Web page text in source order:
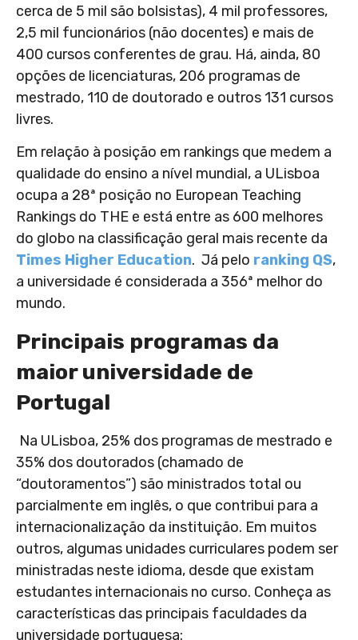
cerca de 5 mil são bolsistas), 4 mil professores,
2,5 mil funcionários (não docentes) e mais de
400 cursos conferentes de grau. Há, ainda, 80
opções de licenciaturas, 206 programas de
mestrado, 110 de doutorado e outros 131 cursos
livres.
Em relação à posição em rankings que medem a
qualidade do ensino a nível mundial, a ULisboa
ocupa a 28ª posição no European Teaching
Rankings do THE e está entre as 600 melhores
do globo na classificação geral mais recente da
Times Higher Education. Já pelo ranking QS,
a universidade é considerada a 356ª melhor do
mundo.
Principais programas da
maior universidade de
Portugal
Na ULisboa, 25% dos programas de mestrado e
35% dos doutorados (chamado de
“doutoramentos”) são ministrados total ou
parcialmente em inglês, o que contribui para a
internacionalização da instituição. Em muitos
outros, algumas unidades curriculares podem ser
ministradas neste idioma, desde que existam
estudantes internacionais no curso. Conheça as
características das principais faculdades da
universidade portuguesa: